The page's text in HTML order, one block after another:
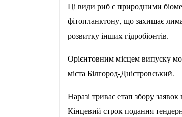
Ці види риб є природними
фітопланктону, що захищає
розвитку інших гідробіонтів.
Орієнтовним місцем випуску
міста Білгород-Дністровський.
Наразі триває етап збору
Кінцевий строк подання